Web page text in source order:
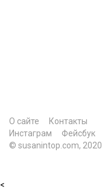
О сайте
Контакты
Инстаграм
Фейсбук
© susanintop.com, 2020
<